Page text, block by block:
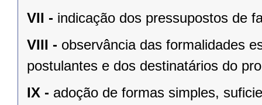
VII - indicação dos pressupostos de
VIII - observância das formalidades
postulantes e dos destinatários do
IX - adoção de formas simples,